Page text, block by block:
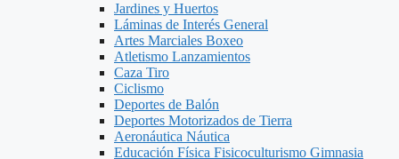
Jardines y Huertos
Láminas de Interés General
Artes Marciales Boxeo
Atletismo Lanzamientos
Caza Tiro
Ciclismo
Deportes de Balón
Deportes Motorizados de Tierra
Aeronáutica Náutica
Educación Física Fisicoculturismo Gimnasia